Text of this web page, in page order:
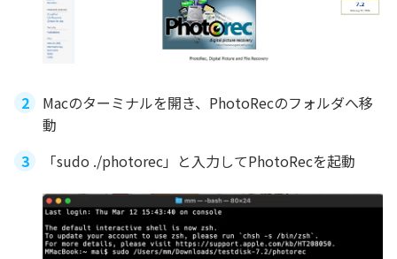
Macのターミナルを開き、PhotoRecのフォルダへ移
動
「sudo ./photorec」と入力してPhotoRecを起動